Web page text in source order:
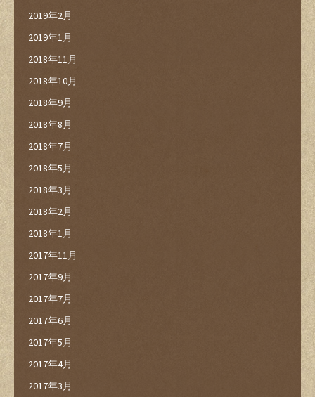
2019年2月
2019年1月
2018年11月
2018年10月
2018年9月
2018年8月
2018年7月
2018年5月
2018年3月
2018年2月
2018年1月
2017年11月
2017年9月
2017年7月
2017年6月
2017年5月
2017年4月
2017年3月